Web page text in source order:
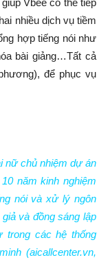
Vbee có thể tiếp
nhiều dịch vụ tiềm
hợp tiếng nói như
bài giảng…Tất cả
để phục vụ
nữ chủ nhiệm dự án
năm kinh nghiệm
nói và xử lý ngôn
và đồng sáng lập
trong các hệ thống
(aicallcenter.vn,